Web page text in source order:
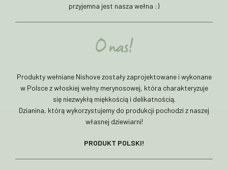
przyjemna jest nasza wełna :)
O nas!
Produkty wełniane Nishove zostały zaprojektowane i wykonane
w Polsce z włoskiej wełny merynosowej, która charakteryzuje
się niezwykłą miękkością i delikatnością.
Dzianina, którą wykorzystujemy do produkcji pochodzi z naszej
własnej dziewiarni!
PRODUKT POLSKI!